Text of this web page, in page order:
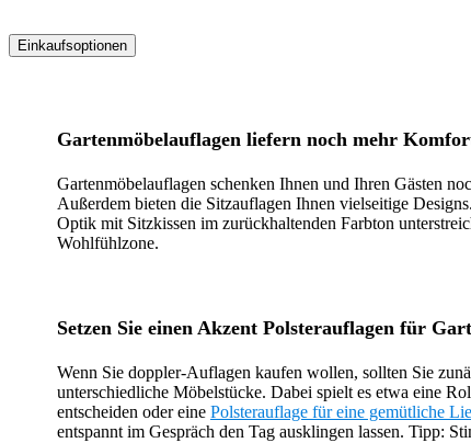
Einkaufsoptionen
Gartenmöbelauflagen liefern noch mehr
Gartenmöbelauflagen schenken Ihnen und Ihren Gästen
Außerdem bieten die Sitzauflagen Ihnen vielseitige
Optik mit Sitzkissen im zurückhaltenden Farbton
Wohlfühlzone.
Setzen Sie einen Akzent Polsterauflagen für
Wenn Sie doppler-Auflagen kaufen wollen, sollten Sie
unterschiedliche Möbelstücke. Dabei spielt es etwa eine
entscheiden oder eine Polsterauflage für eine gemütliche
entspannt im Gespräch den Tag ausklingen lassen. Tipp: